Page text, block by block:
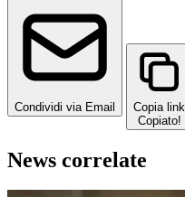
Condividi via Email
Copia link
Copiato!
News correlate